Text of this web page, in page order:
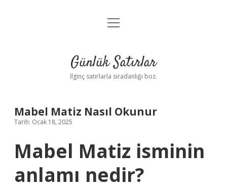
Anasayfa
Yasal Uyarı
menüyü
Günlük Satırlar
İlginç satırlarla sıradanlığı boz.
Mabel Matiz Nasıl Okunur
Tarih: Ocak 18, 2025
Mabel Matiz isminin
anlamı nedir?